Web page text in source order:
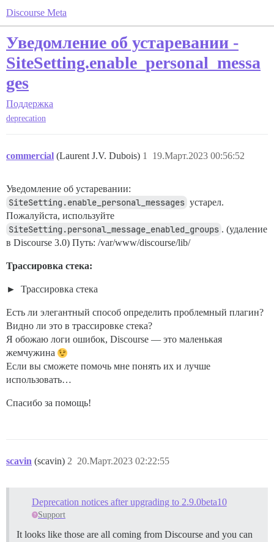
Discourse Meta
Уведомление об устаревании -
SiteSetting.enable_personal_messa
ges
Поддержка
deprecation
commercial (Laurent J.V. Dubois) 19.Март.2023 00:56:52
1
Уведомление об устаревании:
SiteSetting.enable_personal_messages устарел.
Пожалуйста, используйте
SiteSetting.personal_message_enabled_groups . (удаление
в Discourse 3.0) Путь: /var/www/discourse/lib/
Трассировка стека:
Трассировка стека
Есть ли элегантный способ определить проблемный плагин?
Видно ли это в трассировке стека?
Я обожаю логи ошибок, Discourse — это маленькая
жемчужина
Если вы сможете помочь мне понять их и лучше
использовать…
Спасибо за помощь!
scavin (scavin) 20.Март.2023 02:22:55
2
Deprecation notices after upgrading to 2.9.0beta10
Support
It looks like those are all coming from Discourse and you can